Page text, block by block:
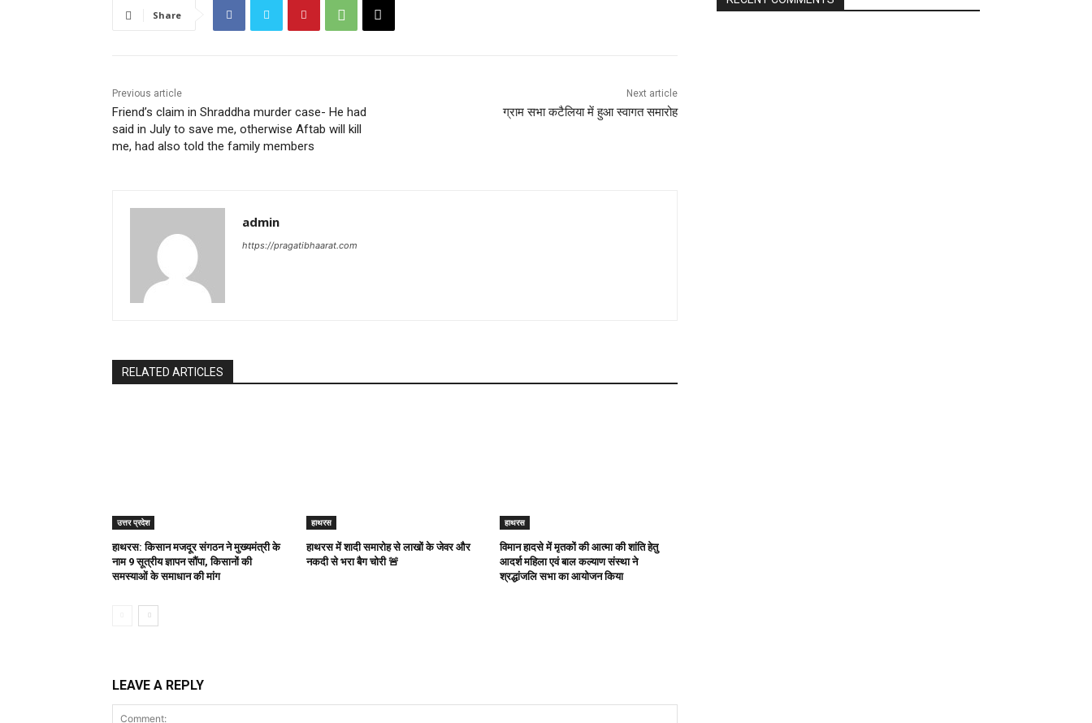
Share
Previous article
Friend’s claim in Shraddha murder case- He had
said in July to save me, otherwise Aftab will kill
me, had also told the family members
Next article
ग्राम सभा कटैलिया में हुआ स्वागत समारोह
admin
https://pragatibhaarat.com
RELATED ARTICLES
उत्तर प्रदेश
हाथरस: किसान मजदूर संगठन ने मुख्यमंत्री के
नाम 9 सूत्रीय ज्ञापन सौंपा, किसानों की
समस्याओं के समाधान की मांग
हाथरस
हाथरस में शादी समारोह से लाखों के जेवर और
नकदी से भरा बैग चोरी 🚨
हाथरस
विमान हादसे में मृतकों की आत्मा की शांति हेतु
आदर्श महिला एवं बाल कल्याण संस्था ने
श्रद्धांजलि सभा का आयोजन किया
LEAVE A REPLY